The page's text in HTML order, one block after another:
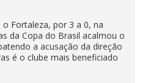
o Fortaleza, por 3 a 0, na
da Copa do Brasil acalmou o
a acusação da direção
é o clube mais beneficiado